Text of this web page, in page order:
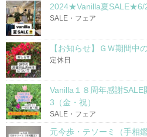
2024★Vanilla夏SALE★6/
SALE・フェア
【お知らせ】ＧＷ期間中
定休日
Vanilla１８周年感謝
3（金・祝）
SALE・フェア
元今歩・テソーミ（手相